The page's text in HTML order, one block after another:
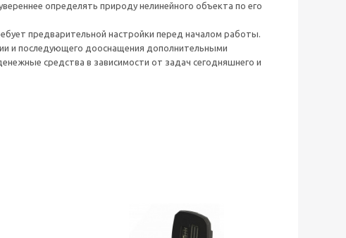
определять природу нелинейного объекта по его
предварительной настройки перед началом работы.
и последующего дооснащения дополнительными
средства в зависимости от задач сегодняшнего и